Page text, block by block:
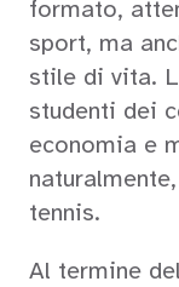
formato,
sport, ma
stile di vita.
studenti dei
economia e
tennis.
Al termine